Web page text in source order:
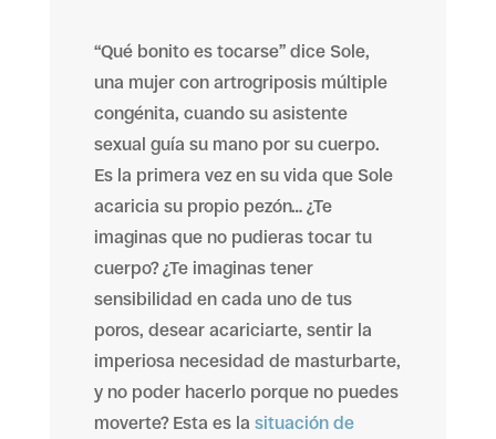
“Qué bonito es tocarse” dice Sole,
una mujer con artrogriposis múltiple
congénita, cuando su asistente
sexual guía su mano por su cuerpo.
Es la primera vez en su vida que Sole
acaricia su propio pezón… ¿Te
imaginas que no pudieras tocar tu
cuerpo? ¿Te imaginas tener
sensibilidad en cada uno de tus
poros, desear acariciarte, sentir la
imperiosa necesidad de masturbarte,
y no poder hacerlo porque no puedes
moverte? Esta es la situación de